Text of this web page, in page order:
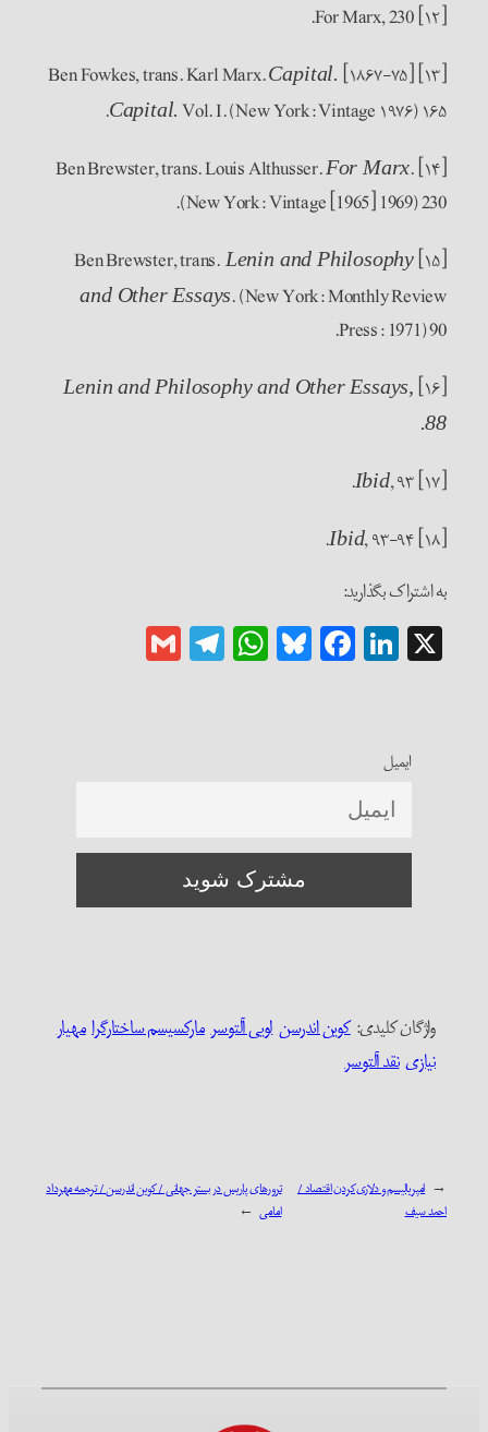
[۱۲] For Marx, 230.
[۱۳] Ben Fowkes, trans. Karl Marx.
Capital. [۱۸۶۷-۷۵]
Capital. Vol. I. (New York: Vintage ۱۹۷۶) ۱۶۵.
[۱۴] Ben Brewster, trans. Louis Althusser.
For Marx.
(New York: Vintage [1965] 1969) 230.
[۱۵] Ben Brewster, trans.
Lenin and Philosophy
and Other Essays. (New York: Monthly Review
Press: 1971) 90.
[۱۶]
Lenin and Philosophy and Other Essays,
88.
[۱۷] Ibid, ۹۳.
[۱۸]
Ibid, ۹۳-۹۴.
به اشتراک بگذارید:
X
LinkedIn
Facebook
Bluesky
WhatsApp
Telegram
ایمیل
واژگان کلیدی:‌کوین اندرسنلویی آلتوسرمارکسیسم ساختارگرامهیار
نیازینقد آلتوسر
← امپریالیسم و دلاری‌کردن اقتصاد /
احمد سیف
ترورهای پاریس در بستر جهانی / کوین اندرسن / ترجمه مهرداد
امامی →